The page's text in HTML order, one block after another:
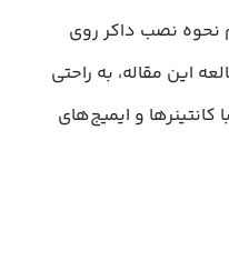
نحوه نصب داکر روی
این مقاله، به راحتی
کانتینرها و ایمیج‌های